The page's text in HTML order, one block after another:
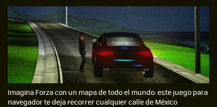
Imagina Forza con un mapa de todo el mundo: este juego para
navegador te deja recorrer cualquier calle de México